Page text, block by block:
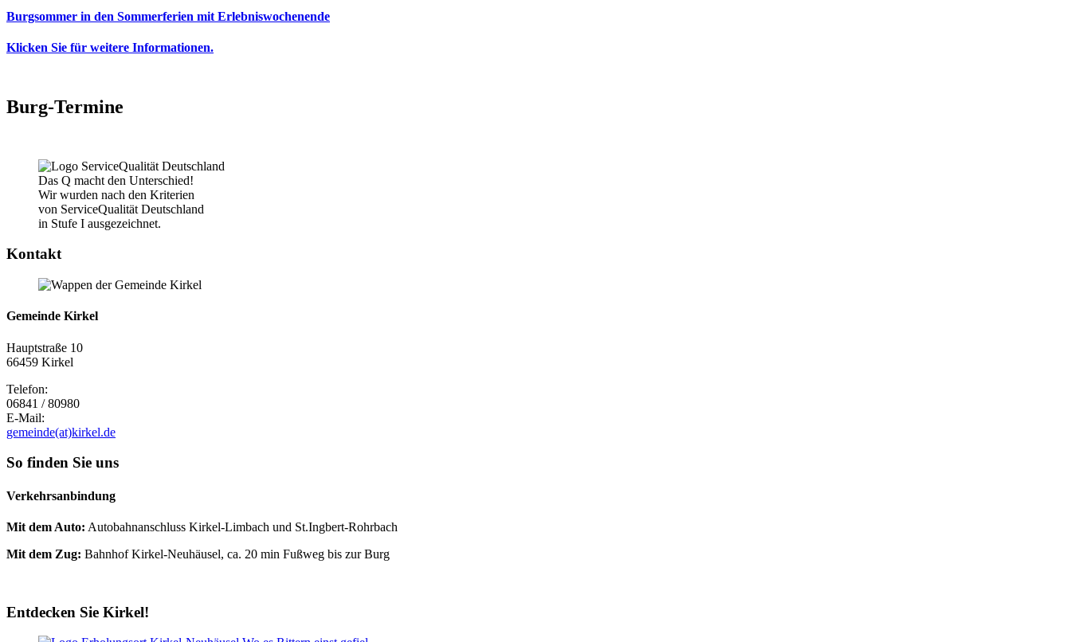
Burgsommer in den Sommerferien mit Erlebniswochenende
Klicken Sie für weitere Informationen.
Burg-Termine
Das Q macht den Unterschied!
Wir wurden nach den Kriterien
von ServiceQualität Deutschland
in Stufe I ausgezeichnet.
Kontakt
Gemeinde Kirkel
Hauptstraße 10
66459 Kirkel
Telefon:
06841 / 80980
E-Mail:
gemeinde(at)kirkel.de
So finden Sie uns
Verkehrsanbindung
Mit dem Auto: Autobahnanschluss Kirkel-Limbach und St.Ingbert-Rohrbach
Mit dem Zug: Bahnhof Kirkel-Neuhäusel, ca. 20 min Fußweg bis zur Burg
Entdecken Sie Kirkel!